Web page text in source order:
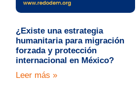
¿Existe una estrategia
humanitaria para migración
forzada y protección
internacional en México?
Leer más »